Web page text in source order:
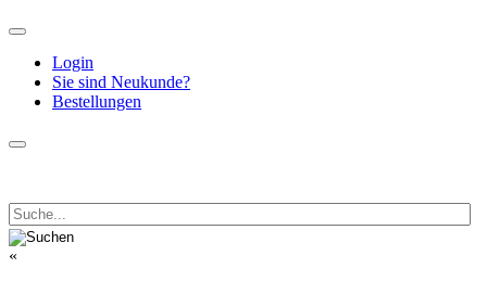
Login
Sie sind Neukunde?
Bestellungen
«